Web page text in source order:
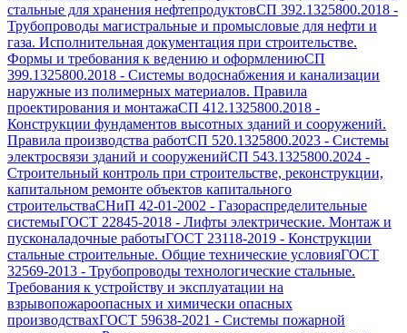
стальные для хранения нефтепродуктовСП 392.1325800.2018 -
Трубопроводы магистральные и промысловые для нефти и
газа. Исполнительная документация при строительстве.
Формы и требования к ведению и оформлениюСП
399.1325800.2018 - Системы водоснабжения и канализации
наружные из полимерных материалов. Правила
проектирования и монтажаСП 412.1325800.2018 -
Конструкции фундаментов высотных зданий и сооружений.
Правила производства работСП 520.1325800.2023 - Системы
электросвязи зданий и сооруженийСП 543.1325800.2024 -
Строительный контроль при строительстве, реконструкции,
капитальном ремонте объектов капитального
строительстваСНиП 42-01-2002 - Газораспределительные
системыГОСТ 22845-2018 - Лифты электрические. Монтаж и
пусконаладочные работыГОСТ 23118-2019 - Конструкции
стальные строительные. Общие технические условияГОСТ
32569-2013 - Трубопроводы технологические стальные.
Требования к устройству и эксплуатации на
взрывопожароопасных и химически опасных
производствахГОСТ 59638-2021 - Системы пожарной